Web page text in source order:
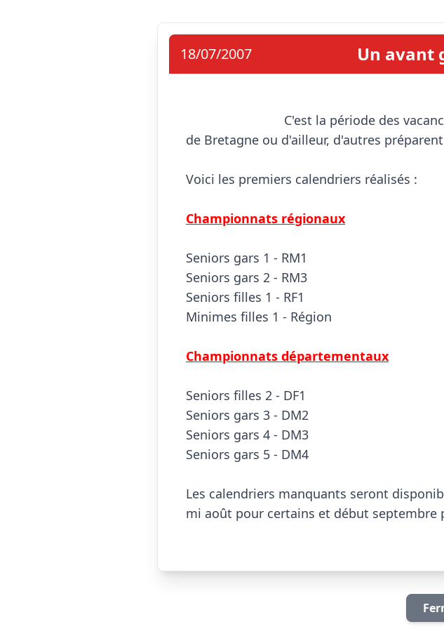
18/07/2007 Un avant
de Bretagne ou d'ailleur, d'autres
Voici les premiers calendriers réalisés :
Championnats régionaux
Seniors gars 1 - RM1
Seniors gars 2 - RM3
Seniors filles 1 - RF1
Minimes filles 1 - Région
Championnats départementaux
Seniors filles 2 - DF1
Seniors gars 3 - DM2
Seniors gars 4 - DM3
Seniors gars 5 - DM4
Les calendriers manquants seront
mi août pour certains et début septembre